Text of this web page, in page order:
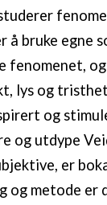
bruke egne
og
lys og
og
og utdype
er
og metode er